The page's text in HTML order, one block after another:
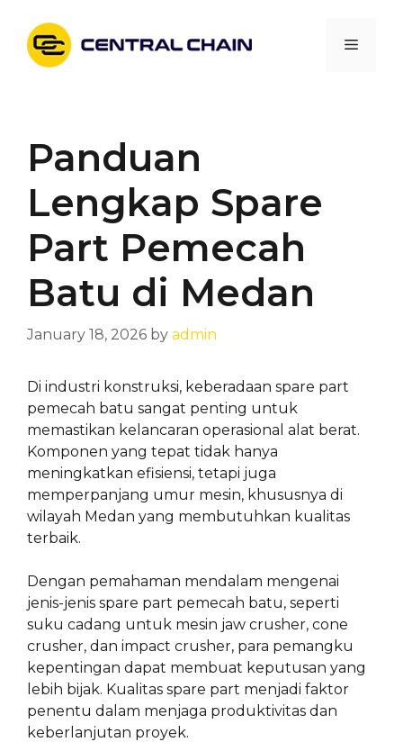
content
Menu
Panduan
Lengkap Spare
Part Pemecah
Batu di Medan
January 18, 2026 by admin
Di industri konstruksi, keberadaan spare part
pemecah batu sangat penting untuk
memastikan kelancaran operasional alat berat.
Komponen yang tepat tidak hanya
meningkatkan efisiensi, tetapi juga
memperpanjang umur mesin, khususnya di
wilayah Medan yang membutuhkan kualitas
terbaik.
Dengan pemahaman mendalam mengenai
jenis-jenis spare part pemecah batu, seperti
suku cadang untuk mesin jaw crusher, cone
crusher, dan impact crusher, para pemangku
kepentingan dapat membuat keputusan yang
lebih bijak. Kualitas spare part menjadi faktor
penentu dalam menjaga produktivitas dan
keberlanjutan proyek.